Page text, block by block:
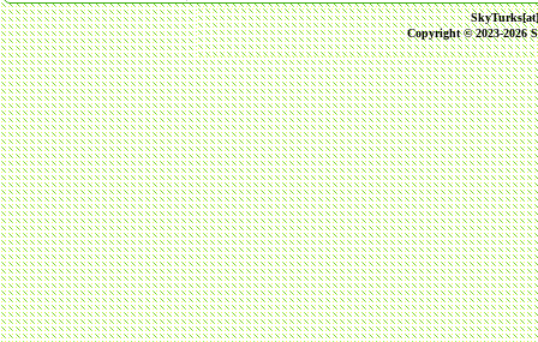
Copyright © 2023-2026